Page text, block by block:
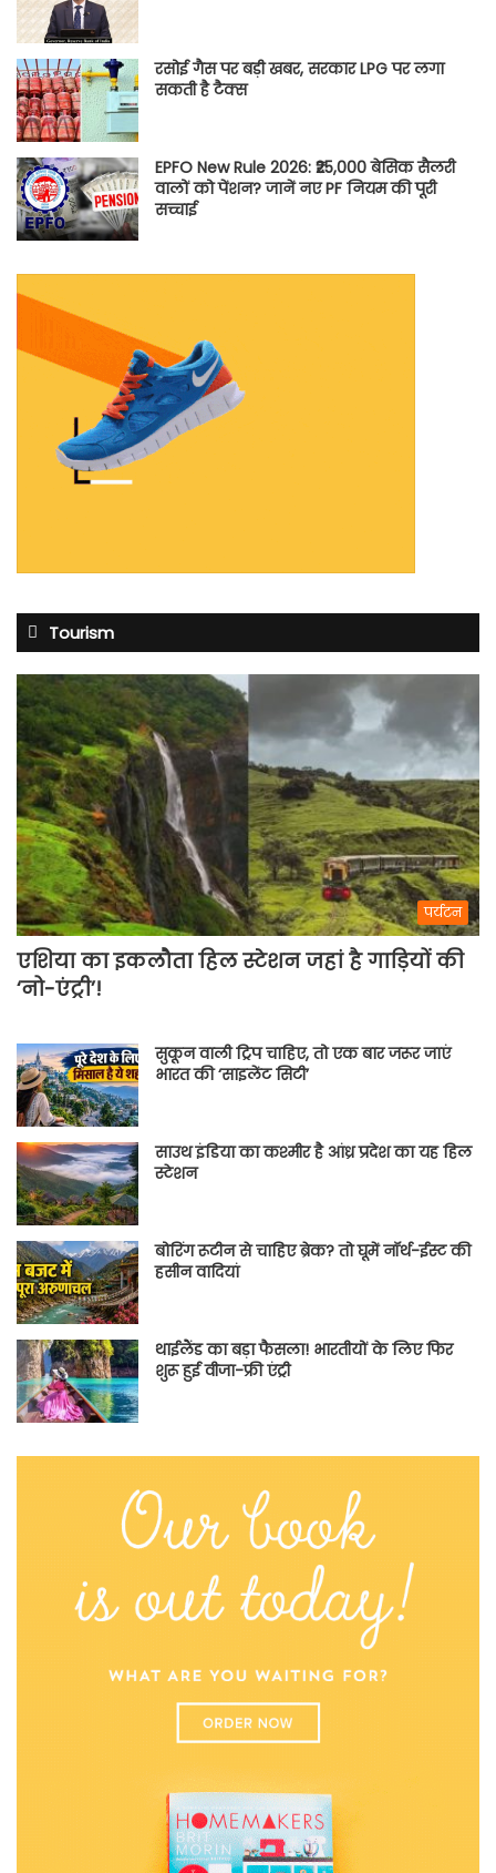
रसोई गैस पर बड़ी खबर, सरकार LPG पर लगा
सकती है टैक्स
EPFO New Rule 2026: ₹25,000 बेसिक सैलरी
वालों को पेंशन? जानें नए PF नियम की पूरी
सच्चाई
Tourism
पर्यटन
एशिया का इकलौता हिल स्टेशन जहां है गाड़ियों की
‘नो-एंट्री’!
सुकून वाली ट्रिप चाहिए, तो एक बार जरूर जाएं
भारत की ‘साइलेंट सिटी’
साउथ इंडिया का कश्मीर है आंध्र प्रदेश का यह हिल
स्टेशन
बोरिंग रूटीन से चाहिए ब्रेक? तो घूमें नॉर्थ-ईस्ट की
हसीन वादियां
थाईलैंड का बड़ा फैसला! भारतीयों के लिए फिर
शुरू हुई वीजा-फ्री एंट्री